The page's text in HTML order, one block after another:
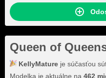
Queen of
KellyMature je súčasťou
Modelka je aktuálne na 462